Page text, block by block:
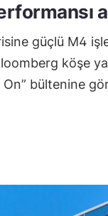
güçlü M4
köşe
On” bültenine